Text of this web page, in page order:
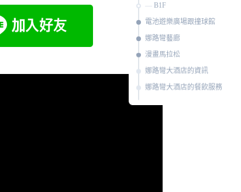
B1F
電池遊樂廣場跟撞球館
娜路彎藝廊
漫畫馬拉松
娜路彎大酒店的資訊
娜路彎大酒店的餐飲服務